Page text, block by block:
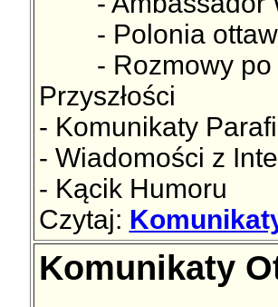
- Polonia
- Rozmowy po
Przyszłości
- Komunikaty
- Wiadomości z
- Kącik Humoru
Czytaj:
Komunikaty